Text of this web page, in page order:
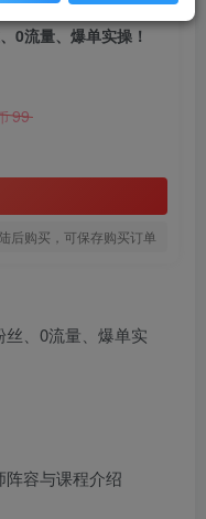
0流量、爆单实操！
99
后购买，可保存购买订单
阵容与课程介绍